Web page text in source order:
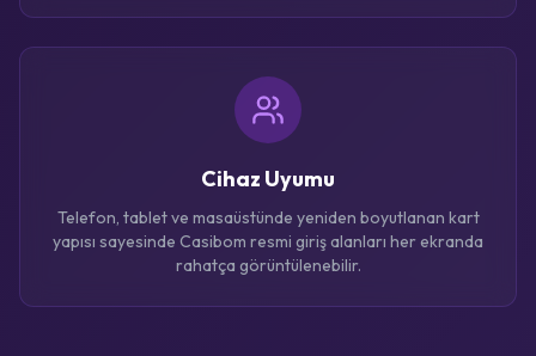
Cihaz Uyumu
Telefon, tablet ve masaüstünde yeniden boyutlanan kart
yapısı sayesinde Casibom resmi giriş alanları her ekranda
rahatça görüntülenebilir.